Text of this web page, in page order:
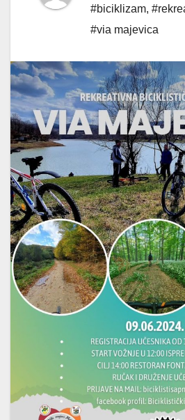
#biciklizam,
#via majevica